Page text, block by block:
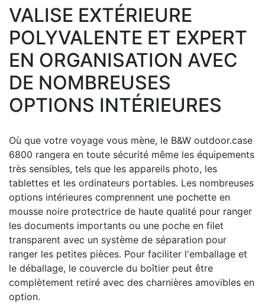
VALISE EXTÉRIEURE
POLYVALENTE ET EXPERT
EN ORGANISATION AVEC
DE NOMBREUSES
OPTIONS INTÉRIEURES
Où que votre voyage vous mène, le B&W outdoor.case
6800 rangera en toute sécurité même les équipements
très sensibles, tels que les appareils photo, les
tablettes et les ordinateurs portables. Les nombreuses
options intérieures comprennent une pochette en
mousse noire protectrice de haute qualité pour ranger
les documents importants ou une poche en filet
transparent avec un système de séparation pour
ranger les petites pièces. Pour faciliter l'emballage et
le déballage, le couvercle du boîtier peut être
complètement retiré avec des charnières amovibles en
option.